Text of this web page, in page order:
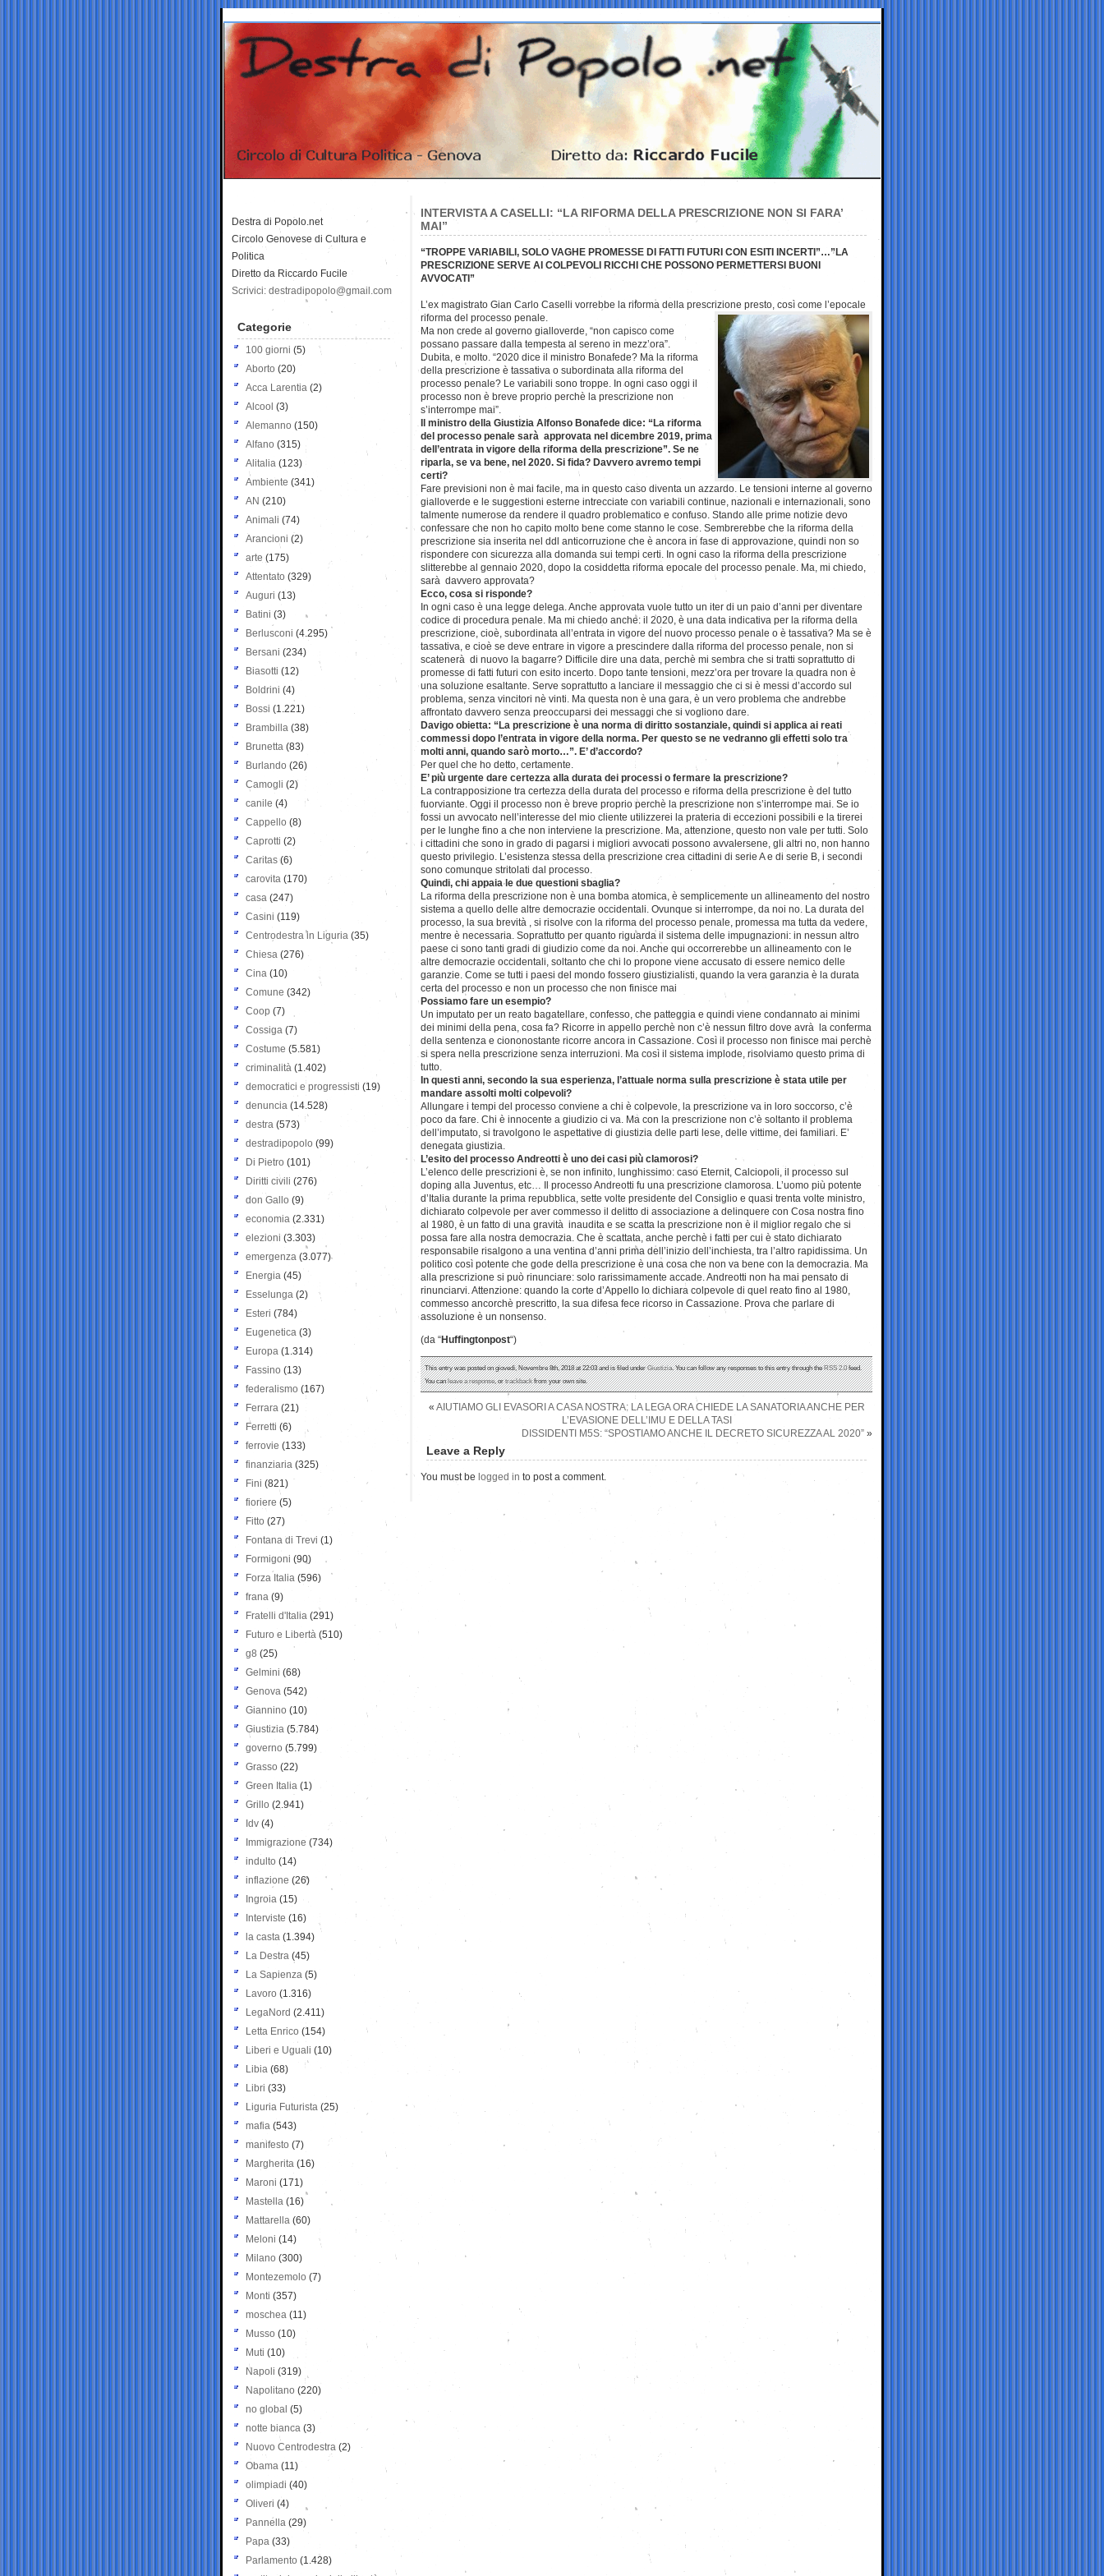
INTERVISTA A CASELLI: “LA RIFORMA DELLA PRESCRIZIONE NON SI FARA’
MAI”
“TROPPE VARIABILI, SOLO VAGHE PROMESSE DI FATTI FUTURI CON ESITI INCERTI”…”LA
PRESCRIZIONE SERVE AI COLPEVOLI RICCHI CHE POSSONO PERMETTERSI BUONI
AVVOCATI”
L’ex magistrato Gian Carlo Caselli vorrebbe la riforma della prescrizione presto, così come l’epocale
riforma del processo penale.
Ma non crede al governo gialloverde, “non capisco come
possano passare dalla tempesta al sereno in mezz’ora”.
Dubita, e molto. “2020 dice il ministro Bonafede? Ma la riforma
della prescrizione è tassativa o subordinata alla riforma del
processo penale? Le variabili sono troppe. In ogni caso oggi il
processo non è breve proprio perchè la prescrizione non
s’interrompe mai”.
Il ministro della Giustizia Alfonso Bonafede dice: “La riforma
del processo penale sarà approvata nel dicembre 2019, prima
dell’entrata in vigore della riforma della prescrizione”. Se ne
riparla, se va bene, nel 2020. Si fida? Davvero avremo tempi
certi?
Fare previsioni non è mai facile, ma in questo caso diventa un azzardo. Le tensioni interne al governo
gialloverde e le suggestioni esterne intrecciate con variabili continue, nazionali e internazionali, sono
talmente numerose da rendere il quadro problematico e confuso. Stando alle prime notizie devo
confessare che non ho capito molto bene come stanno le cose. Sembrerebbe che la riforma della
prescrizione sia inserita nel ddl anticorruzione che è ancora in fase di approvazione, quindi non so
rispondere con sicurezza alla domanda sui tempi certi. In ogni caso la riforma della prescrizione
slitterebbe al gennaio 2020, dopo la cosiddetta riforma epocale del processo penale. Ma, mi chiedo,
sarà davvero approvata?
Ecco, cosa si risponde?
In ogni caso è una legge delega. Anche approvata vuole tutto un iter di un paio d’anni per diventare
codice di procedura penale. Ma mi chiedo anche: il 2020, è una data indicativa per la riforma della
prescrizione, cioè, subordinata all’entrata in vigore del nuovo processo penale o è tassativa? Ma se è
tassativa, e cioè se deve entrare in vigore a prescindere dalla riforma del processo penale, non si
scatenerà di nuovo la bagarre? Difficile dire una data, perchè mi sembra che si tratti soprattutto di
promesse di fatti futuri con esito incerto. Dopo tante tensioni, mezz’ora per trovare la quadra non è
una soluzione esaltante. Serve soprattutto a lanciare il messaggio che ci si è messi d’accordo sul
problema, senza vincitori nè vinti. Ma questa non è una gara, è un vero problema che andrebbe
affrontato davvero senza preoccuparsi dei messaggi che si vogliono dare.
Davigo obietta: “La prescrizione è una norma di diritto sostanziale, quindi si applica ai reati
commessi dopo l’entrata in vigore della norma. Per questo se ne vedranno gli effetti solo tra
molti anni, quando sarò morto…”. E’ d’accordo?
Per quel che ho detto, certamente.
E’ più urgente dare certezza alla durata dei processi o fermare la prescrizione?
La contrapposizione tra certezza della durata del processo e riforma della prescrizione è del tutto
fuorviante. Oggi il processo non è breve proprio perchè la prescrizione non s’interrompe mai. Se io
fossi un avvocato nell’interesse del mio cliente utilizzerei la prateria di eccezioni possibili e la tirerei
per le lunghe fino a che non interviene la prescrizione. Ma, attenzione, questo non vale per tutti. Solo
i cittadini che sono in grado di pagarsi i migliori avvocati possono avvalersene, gli altri no, non hanno
questo privilegio. L’esistenza stessa della prescrizione crea cittadini di serie A e di serie B, i secondi
sono comunque stritolati dal processo.
Quindi, chi appaia le due questioni sbaglia?
La riforma della prescrizione non è una bomba atomica, è semplicemente un allineamento del nostro
sistema a quello delle altre democrazie occidentali. Ovunque si interrompe, da noi no. La durata del
processo, la sua brevità , si risolve con la riforma del processo penale, promessa ma tutta da vedere,
mentre è necessaria. Soprattutto per quanto riguarda il sistema delle impugnazioni: in nessun altro
paese ci sono tanti gradi di giudizio come da noi. Anche qui occorrerebbe un allineamento con le
altre democrazie occidentali, soltanto che chi lo propone viene accusato di essere nemico delle
garanzie. Come se tutti i paesi del mondo fossero giustizialisti, quando la vera garanzia è la durata
certa del processo e non un processo che non finisce mai
Possiamo fare un esempio?
Un imputato per un reato bagatellare, confesso, che patteggia e quindi viene condannato ai minimi
dei minimi della pena, cosa fa? Ricorre in appello perchè non c’è nessun filtro dove avrà la conferma
della sentenza e ciononostante ricorre ancora in Cassazione. Così il processo non finisce mai perchè
si spera nella prescrizione senza interruzioni. Ma così il sistema implode, risolviamo questo prima di
tutto.
In questi anni, secondo la sua esperienza, l’attuale norma sulla prescrizione è stata utile per
mandare assolti molti colpevoli?
Allungare i tempi del processo conviene a chi è colpevole, la prescrizione va in loro soccorso, c’è
poco da fare. Chi è innocente a giudizio ci va. Ma con la prescrizione non c’è soltanto il problema
dell’imputato, si travolgono le aspettative di giustizia delle parti lese, delle vittime, dei familiari. E’
denegata giustizia.
L’esito del processo Andreotti è uno dei casi più clamorosi?
L’elenco delle prescrizioni è, se non infinito, lunghissimo: caso Eternit, Calciopoli, il processo sul
doping alla Juventus, etc… Il processo Andreotti fu una prescrizione clamorosa. L’uomo più potente
d’Italia durante la prima repubblica, sette volte presidente del Consiglio e quasi trenta volte ministro,
dichiarato colpevole per aver commesso il delitto di associazione a delinquere con Cosa nostra fino
al 1980, è un fatto di una gravità inaudita e se scatta la prescrizione non è il miglior regalo che si
possa fare alla nostra democrazia. Che è scattata, anche perchè i fatti per cui è stato dichiarato
responsabile risalgono a una ventina d’anni prima dell’inizio dell’inchiesta, tra l’altro rapidissima. Un
politico così potente che gode della prescrizione è una cosa che non va bene con la democrazia. Ma
alla prescrizione si può rinunciare: solo rarissimamente accade. Andreotti non ha mai pensato di
rinunciarvi. Attenzione: quando la corte d’Appello lo dichiara colpevole di quel reato fino al 1980,
commesso ancorchè prescritto, la sua difesa fece ricorso in Cassazione. Prova che parlare di
assoluzione è un nonsenso.
(da “Huffingtonpost“)
This entry was posted on giovedì, Novembre 8th, 2018 at 22:03 and is filed underGiustizia. You can follow any responses to this entry through theRSS 2.0feed.
You canleave a response, ortrackbackfrom your own site.
« AIUTIAMO GLI EVASORI A CASA NOSTRA: LA LEGA ORA CHIEDE LA SANATORIA ANCHE PER
L’EVASIONE DELL’IMU E DELLA TASI
DISSIDENTI M5S: “SPOSTIAMO ANCHE IL DECRETO SICUREZZA AL 2020” »
Leave a Reply
You must be logged in to post a comment.
Destra di Popolo.net
Circolo Genovese di Cultura e
Politica
Diretto da Riccardo Fucile
Scrivici: destradipopolo@gmail.com
Categorie
100 giorni (5)
Aborto (20)
Acca Larentia (2)
Alcool (3)
Alemanno (150)
Alfano (315)
Alitalia (123)
Ambiente (341)
AN (210)
Animali (74)
Arancioni (2)
arte (175)
Attentato (329)
Auguri (13)
Batini (3)
Berlusconi (4.295)
Bersani (234)
Biasotti (12)
Boldrini (4)
Bossi (1.221)
Brambilla (38)
Brunetta (83)
Burlando (26)
Camogli (2)
canile (4)
Cappello (8)
Caprotti (2)
Caritas (6)
carovita (170)
casa (247)
Casini (119)
Centrodestra in Liguria (35)
Chiesa (276)
Cina (10)
Comune (342)
Coop (7)
Cossiga (7)
Costume (5.581)
criminalità (1.402)
democratici e progressisti (19)
denuncia (14.528)
destra (573)
destradipopolo (99)
Di Pietro (101)
Diritti civili (276)
don Gallo (9)
economia (2.331)
elezioni (3.303)
emergenza (3.077)
Energia (45)
Esselunga (2)
Esteri (784)
Eugenetica (3)
Europa (1.314)
Fassino (13)
federalismo (167)
Ferrara (21)
Ferretti (6)
ferrovie (133)
finanziaria (325)
Fini (821)
fioriere (5)
Fitto (27)
Fontana di Trevi (1)
Formigoni (90)
Forza Italia (596)
frana (9)
Fratelli d'Italia (291)
Futuro e Libertà (510)
g8 (25)
Gelmini (68)
Genova (542)
Giannino (10)
Giustizia (5.784)
governo (5.799)
Grasso (22)
Green Italia (1)
Grillo (2.941)
Idv (4)
Immigrazione (734)
indulto (14)
inflazione (26)
Ingroia (15)
Interviste (16)
la casta (1.394)
La Destra (45)
La Sapienza (5)
Lavoro (1.316)
LegaNord (2.411)
Letta Enrico (154)
Liberi e Uguali (10)
Libia (68)
Libri (33)
Liguria Futurista (25)
mafia (543)
manifesto (7)
Margherita (16)
Maroni (171)
Mastella (16)
Mattarella (60)
Meloni (14)
Milano (300)
Montezemolo (7)
Monti (357)
moschea (11)
Musso (10)
Muti (10)
Napoli (319)
Napolitano (220)
no global (5)
notte bianca (3)
Nuovo Centrodestra (2)
Obama (11)
olimpiadi (40)
Oliveri (4)
Pannella (29)
Papa (33)
Parlamento (1.428)